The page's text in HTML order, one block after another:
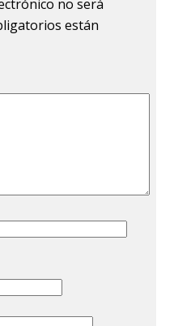
no será
están